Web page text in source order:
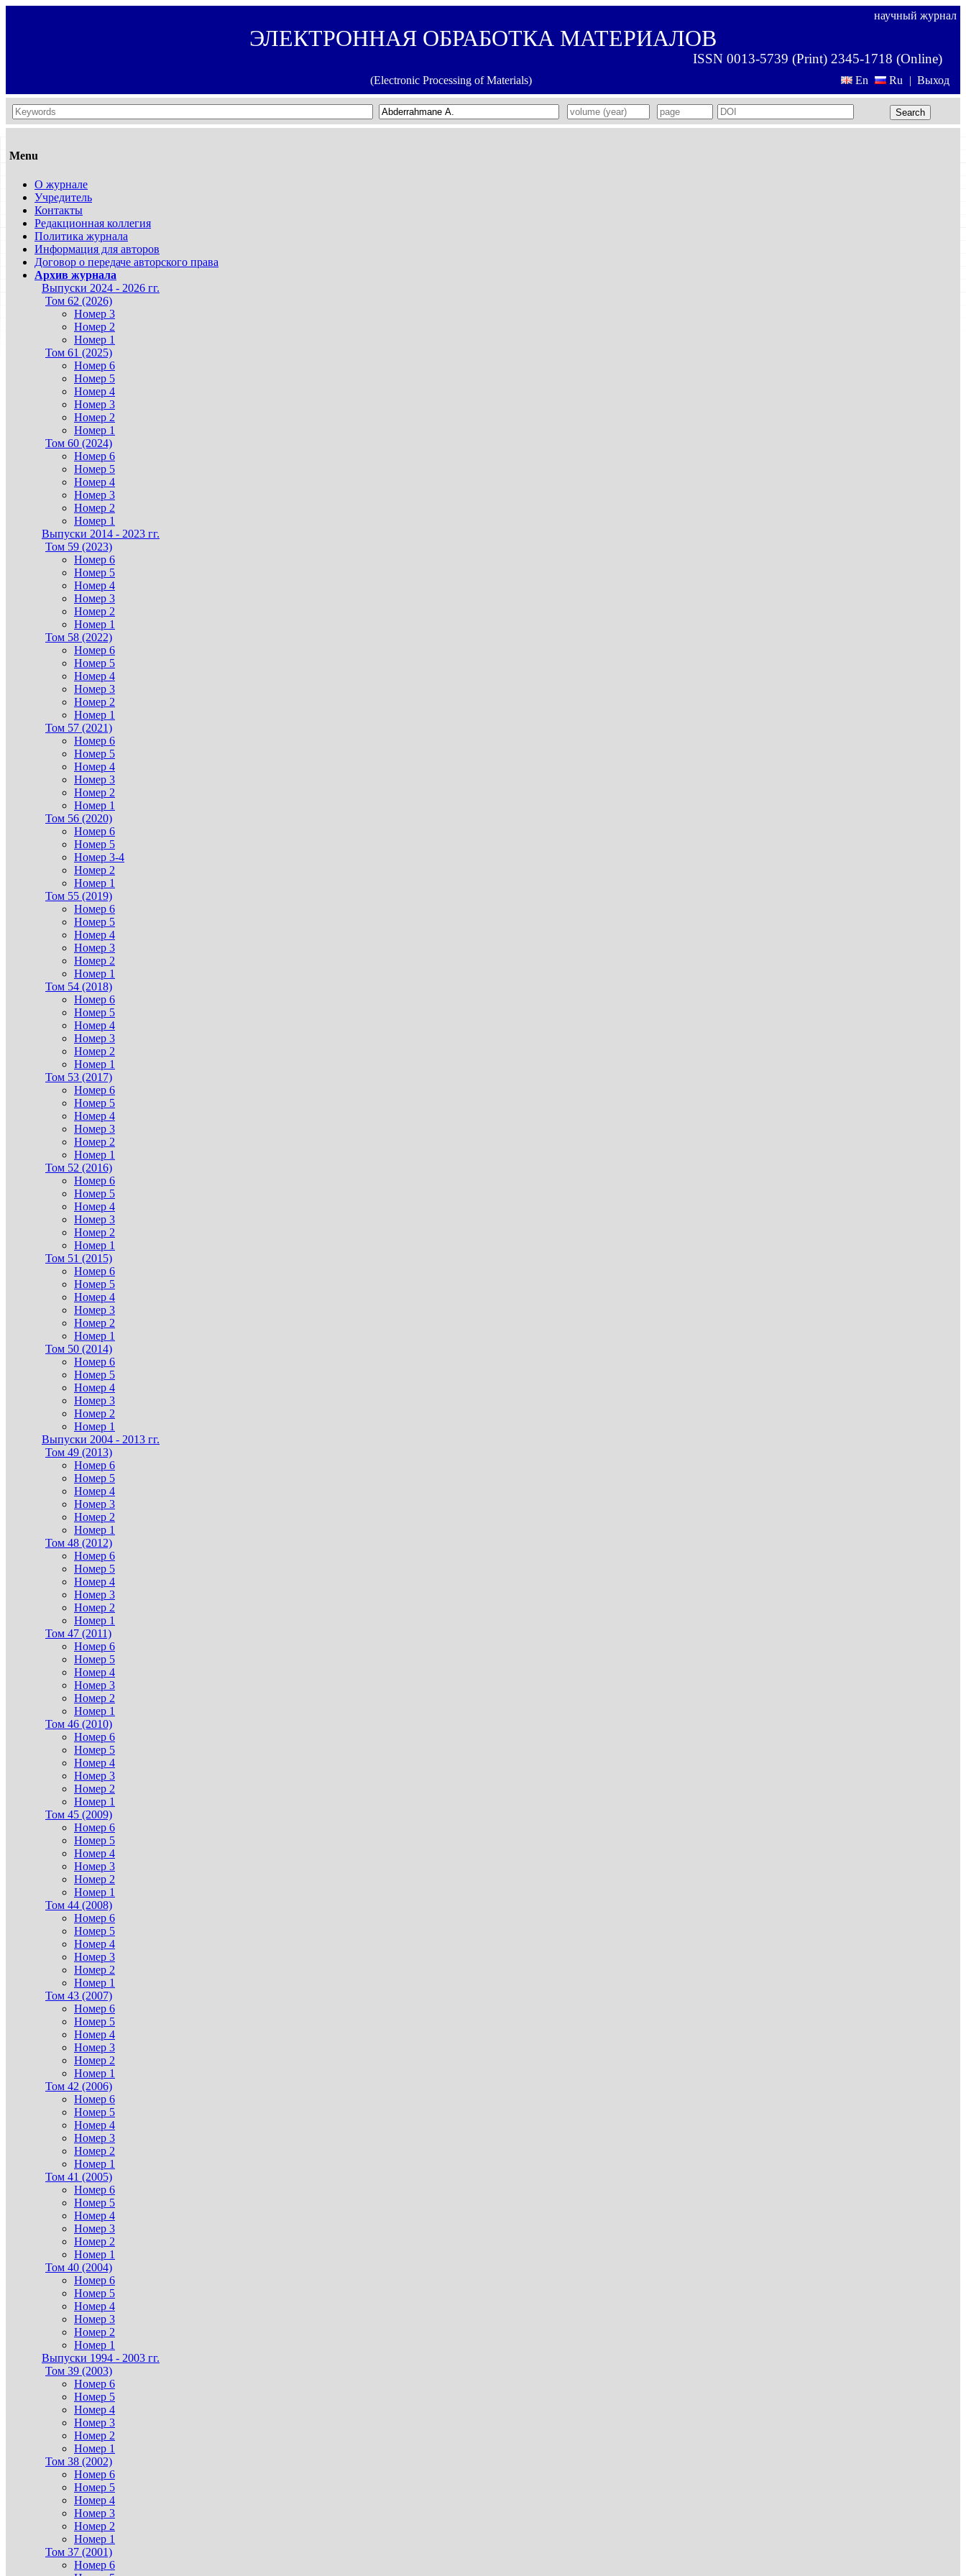
научный журнал
ЭЛЕКТРОННАЯ ОБРАБОТКА МАТЕРИАЛОВ
ISSN 0013-5739 (Print) 2345-1718 (Online)
(Electronic Processing of Materials) Выход
En Ru |
Search
Menu
О журнале
Учредитель
Контакты
Редакционная коллегия
Политика журнала
Информация для авторов
Договор о передаче авторского права
Архив журнала
Выпуски 2024 - 2026 гг.
Том 62 (2026)
Номер 3
Номер 2
Номер 1
Том 61 (2025)
Номер 6
Номер 5
Номер 4
Номер 3
Номер 2
Номер 1
Том 60 (2024)
Номер 6
Номер 5
Номер 4
Номер 3
Номер 2
Номер 1
Выпуски 2014 - 2023 гг.
Том 59 (2023)
Номер 6
Номер 5
Номер 4
Номер 3
Номер 2
Номер 1
Том 58 (2022)
Номер 6
Номер 5
Номер 4
Номер 3
Номер 2
Номер 1
Том 57 (2021)
Номер 6
Номер 5
Номер 4
Номер 3
Номер 2
Номер 1
Том 56 (2020)
Номер 6
Номер 5
Номер 3-4
Номер 2
Номер 1
Том 55 (2019)
Номер 6
Номер 5
Номер 4
Номер 3
Номер 2
Номер 1
Том 54 (2018)
Номер 6
Номер 5
Номер 4
Номер 3
Номер 2
Номер 1
Том 53 (2017)
Номер 6
Номер 5
Номер 4
Номер 3
Номер 2
Номер 1
Том 52 (2016)
Номер 6
Номер 5
Номер 4
Номер 3
Номер 2
Номер 1
Том 51 (2015)
Номер 6
Номер 5
Номер 4
Номер 3
Номер 2
Номер 1
Том 50 (2014)
Номер 6
Номер 5
Номер 4
Номер 3
Номер 2
Номер 1
Выпуски 2004 - 2013 гг.
Том 49 (2013)
Номер 6
Номер 5
Номер 4
Номер 3
Номер 2
Номер 1
Том 48 (2012)
Номер 6
Номер 5
Номер 4
Номер 3
Номер 2
Номер 1
Том 47 (2011)
Номер 6
Номер 5
Номер 4
Номер 3
Номер 2
Номер 1
Том 46 (2010)
Номер 6
Номер 5
Номер 4
Номер 3
Номер 2
Номер 1
Том 45 (2009)
Номер 6
Номер 5
Номер 4
Номер 3
Номер 2
Номер 1
Том 44 (2008)
Номер 6
Номер 5
Номер 4
Номер 3
Номер 2
Номер 1
Том 43 (2007)
Номер 6
Номер 5
Номер 4
Номер 3
Номер 2
Номер 1
Том 42 (2006)
Номер 6
Номер 5
Номер 4
Номер 3
Номер 2
Номер 1
Том 41 (2005)
Номер 6
Номер 5
Номер 4
Номер 3
Номер 2
Номер 1
Том 40 (2004)
Номер 6
Номер 5
Номер 4
Номер 3
Номер 2
Номер 1
Выпуски 1994 - 2003 гг.
Том 39 (2003)
Номер 6
Номер 5
Номер 4
Номер 3
Номер 2
Номер 1
Том 38 (2002)
Номер 6
Номер 5
Номер 4
Номер 3
Номер 2
Номер 1
Том 37 (2001)
Номер 6